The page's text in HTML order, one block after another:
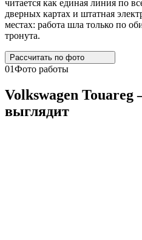
читается как единая линия по
дверных картах и штатная
местах: работа шла только по
тронута.
Рассчитать по фото
01Фото работы
Volkswagen Touareg
выглядит